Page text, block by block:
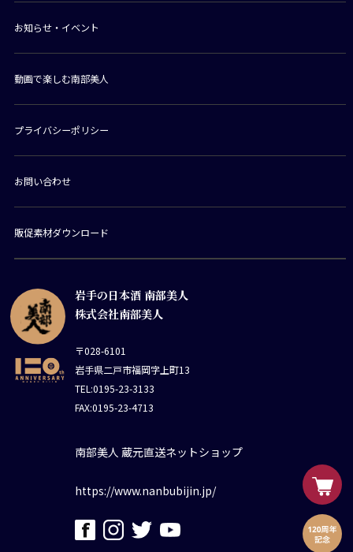
岩手の日本酒 南部美人
株式会社南部美人
〒028-6101
岩手県二戸市福岡字上町13
TEL:0195-23-3133
FAX:0195-23-4713
南部美人 蔵元直送ネットショップ
https://www.nanbubijin.jp/
お知らせ・イベント
動画で楽しむ南部美人
プライバシーポリシー
お問い合わせ
販促素材ダウンロード